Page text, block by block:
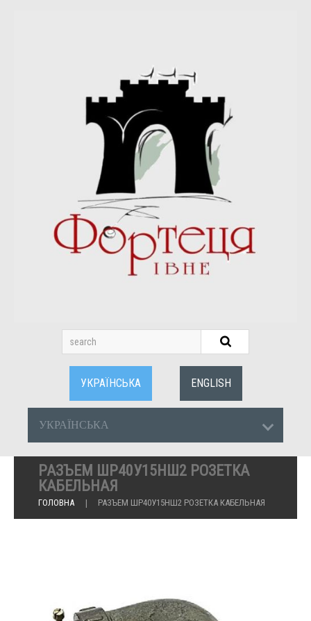
УКРАЇНСЬКА ENGLISH
УКРАЇНСЬКА
РАЗЪЕМ ШР40У15НШ2 РОЗЕТКА
КАБЕЛЬНАЯ
ГОЛОВНА РАЗЪЕМ ШР40У15НШ2 РОЗЕТКА КАБЕЛЬНАЯ